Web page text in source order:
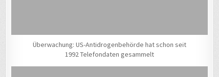
Überwachung: US-Antidrogenbehörde hat schon seit
1992 Telefondaten gesammelt